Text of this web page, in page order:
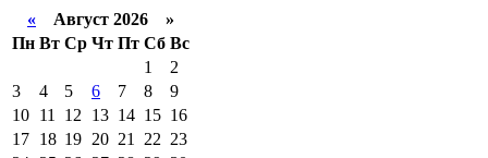
« Август 2026 »
Пн Вт Ср Чт Пт Сб Вс
1
2
3
4 5 6 7 8
9
10 11 12 13 14 15 16
17 18 19 20 21 22 23